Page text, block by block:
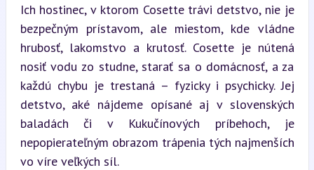
Ich hostinec, v ktorom Cosette trávi detstvo, nie je
bezpečným prístavom, ale miestom, kde vládne
hrubosť, lakomstvo a krutosť. Cosette je nútená
nosiť vodu zo studne, starať sa o domácnosť, a za
každú chybu je trestaná – fyzicky i psychicky. Jej
detstvo, aké nájdeme opísané aj v slovenských
baladách či v Kukučínových príbehoch, je
nepopierateľným obrazom trápenia tých najmenších
vo víre veľkých síl.